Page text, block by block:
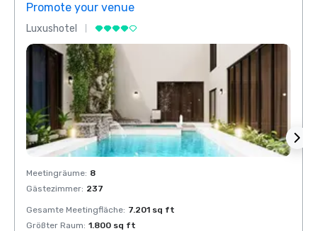
Promote your venue
Luxushotel
Meetingräume: 8
Gästezimmer: 237
Gesamte Meetingfläche: 7.201 sq ft
Größter Raum: 1.800 sq ft